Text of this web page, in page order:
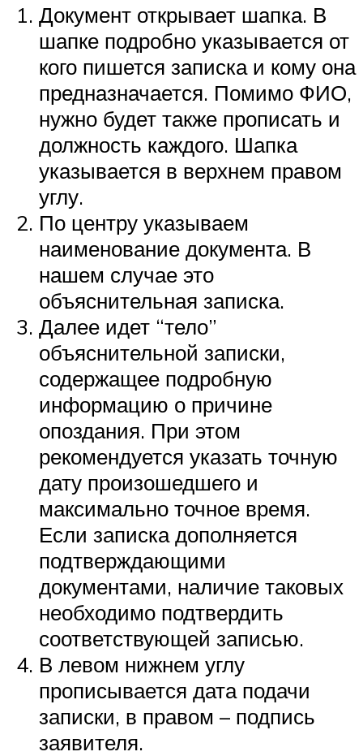
Документ открывает шапка. В
шапке подробно указывается от
кого пишется записка и кому она
предназначается. Помимо ФИО,
нужно будет также прописать и
должность каждого. Шапка
указывается в верхнем правом
углу.
По центру указываем
наименование документа. В
нашем случае это
объяснительная записка.
Далее идет “тело”
объяснительной записки,
содержащее подробную
информацию о причине
опоздания. При этом
рекомендуется указать точную
дату произошедшего и
максимально точное время.
Если записка дополняется
подтверждающими
документами, наличие таковых
необходимо подтвердить
соответствующей записью.
В левом нижнем углу
прописывается дата подачи
записки, в правом – подпись
заявителя.